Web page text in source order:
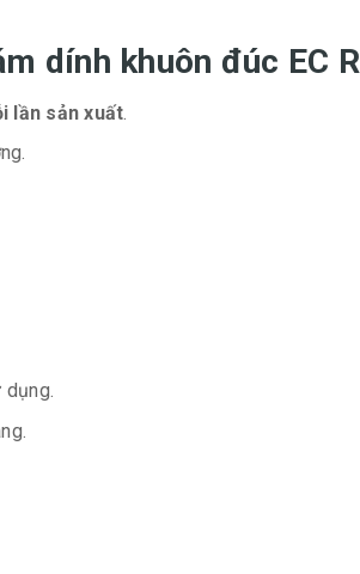
dính khuôn đúc EC
lần sản xuất.